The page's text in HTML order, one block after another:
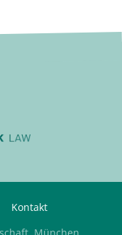
Kontakt
München